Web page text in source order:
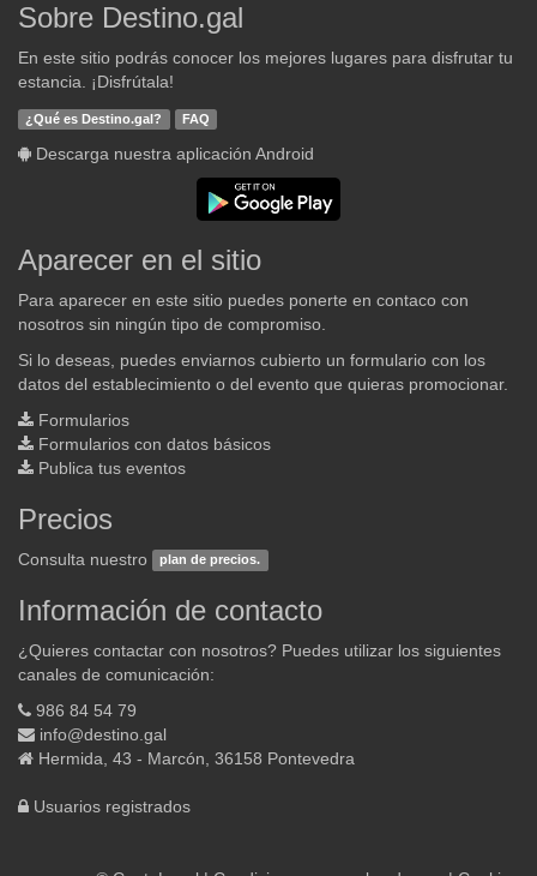
Sobre Destino.gal
En este sitio podrás conocer los mejores lugares para disfrutar tu
estancia. ¡Disfrútala!
¿Qué es Destino.gal? FAQ
Descarga nuestra aplicación Android
Aparecer en el sitio
Para aparecer en este sitio puedes ponerte en contaco con
nosotros sin ningún tipo de compromiso.
Si lo deseas, puedes enviarnos cubierto un formulario con los
datos del establecimiento o del evento que quieras promocionar.
Formularios
Formularios con datos básicos
Publica tus eventos
Precios
Consulta nuestro plan de precios.
Información de contacto
¿Quieres contactar con nosotros? Puedes utilizar los siguientes
canales de comunicación:
986 84 54 79
info@destino.gal
Hermida, 43 - Marcón, 36158 Pontevedra
Usuarios registrados